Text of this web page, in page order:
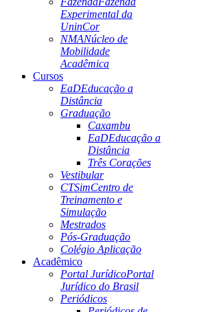
Experimental da
UninCor
NMANúcleo de
Mobilidade
Acadêmica
Cursos
EaDEducação a
Distância
Graduação
Caxambu
EaDEducação a
Distância
Três Corações
Vestibular
CTSimCentro de
Treinamento e
Simulação
Mestrados
Pós-Graduação
Colégio Aplicação
Acadêmico
Portal JurídicoPortal
Jurídico do Brasil
Periódicos